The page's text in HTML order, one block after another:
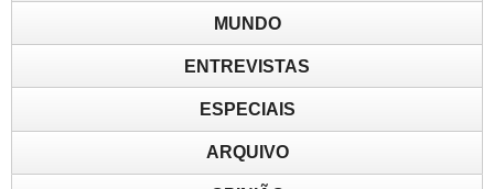
MUNDO
ENTREVISTAS
ESPECIAIS
ARQUIVO